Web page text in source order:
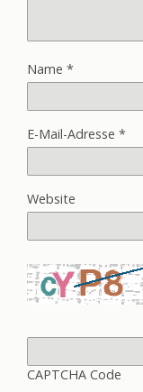
Name *
E-Mail-Adresse *
Website
CAPTCHA Code